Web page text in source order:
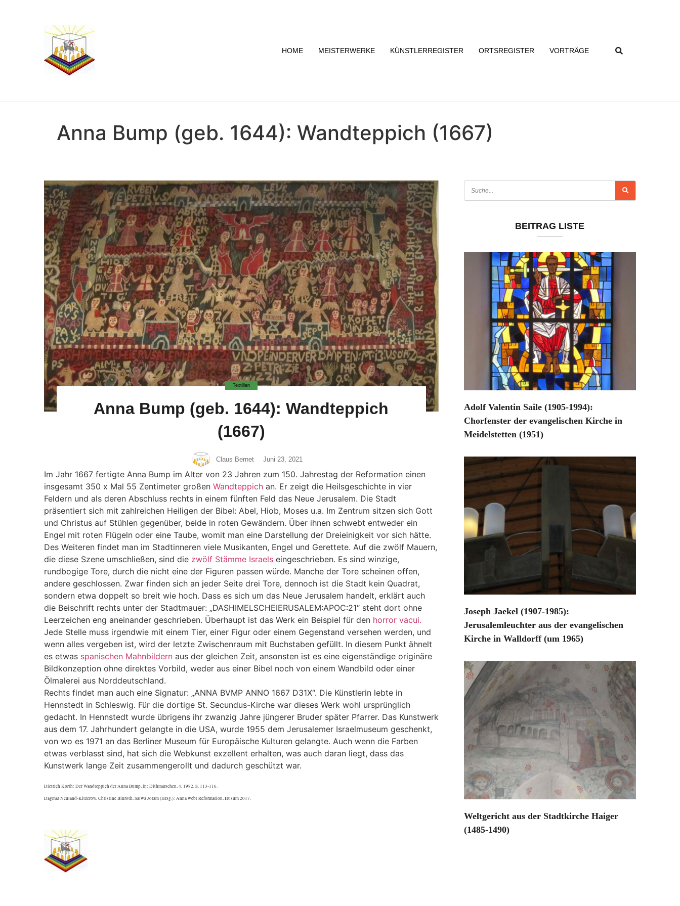
HOME MEISTERWERKE KÜNSTLERREGISTER ORTSREGISTER VORTRÄGE
Anna Bump (geb. 1644): Wandteppich (1667)
Textilien
Anna Bump (geb. 1644): Wandteppich
(1667)
Claus Bernet Juni 23, 2021
Im Jahr 1667 fertigte Anna Bump im Alter von 23 Jahren zum 150. Jahrestag der Reformation einen
insgesamt 350 x Mal 55 Zentimeter großen Wandteppich an. Er zeigt die Heilsgeschichte in vier
Feldern und als deren Abschluss rechts in einem fünften Feld das Neue Jerusalem. Die Stadt
präsentiert sich mit zahlreichen Heiligen der Bibel: Abel, Hiob, Moses u.a. Im Zentrum sitzen sich Gott
und Christus auf Stühlen gegenüber, beide in roten Gewändern. Über ihnen schwebt entweder ein
Engel mit roten Flügeln oder eine Taube, womit man eine Darstellung der Dreieinigkeit vor sich hätte.
Des Weiteren findet man im Stadtinneren viele Musikanten, Engel und Gerettete. Auf die zwölf Mauern,
die diese Szene umschließen, sind die zwölf Stämme Israels eingeschrieben. Es sind winzige,
rundbogige Tore, durch die nicht eine der Figuren passen würde. Manche der Tore scheinen offen,
andere geschlossen. Zwar finden sich an jeder Seite drei Tore, dennoch ist die Stadt kein Quadrat,
sondern etwa doppelt so breit wie hoch. Dass es sich um das Neue Jerusalem handelt, erklärt auch
die Beischrift rechts unter der Stadtmauer: „DASHIMELSCHEIERUSALEM:APOC:21“ steht dort ohne
Leerzeichen eng aneinander geschrieben. Überhaupt ist das Werk ein Beispiel für den horror vacui.
Jede Stelle muss irgendwie mit einem Tier, einer Figur oder einem Gegenstand versehen werden, und
wenn alles vergeben ist, wird der letzte Zwischenraum mit Buchstaben gefüllt. In diesem Punkt ähnelt
es etwas spanischen Mahnbildern aus der gleichen Zeit, ansonsten ist es eine eigenständige originäre
Bildkonzeption ohne direktes Vorbild, weder aus einer Bibel noch von einem Wandbild oder einer
Ölmalerei aus Norddeutschland.
Rechts findet man auch eine Signatur: „ANNA BVMP ANNO 1667 D31X“. Die Künstlerin lebte in
Hennstedt in Schleswig. Für die dortige St. Secundus-Kirche war dieses Werk wohl ursprünglich
gedacht. In Hennstedt wurde übrigens ihr zwanzig Jahre jüngerer Bruder später Pfarrer. Das Kunstwerk
aus dem 17. Jahrhundert gelangte in die USA, wurde 1955 dem Jerusalemer Israelmuseum geschenkt,
von wo es 1971 an das Berliner Museum für Europäische Kulturen gelangte. Auch wenn die Farben
etwas verblasst sind, hat sich die Webkunst exzellent erhalten, was auch daran liegt, dass das
Kunstwerk lange Zeit zusammengerollt und dadurch geschützt war.
Dietrich Korth: Der Wandteppich der Anna Bump, in: Dithmarschen, 4, 1982, S. 113-116.
Dagmar Neuland-Kitzerow, Christine Binroth, Salwa Joram (Hrsg.): Anna webt Reformation, Husum 2017.
BEITRAG LISTE
Adolf Valentin Saile (1905-1994):
Chorfenster der evangelischen Kirche in
Meidelstetten (1951)
Joseph Jaekel (1907-1985):
Jerusalemleuchter aus der evangelischen
Kirche in Walldorff (um 1965)
Weltgericht aus der Stadtkirche Haiger
(1485-1490)